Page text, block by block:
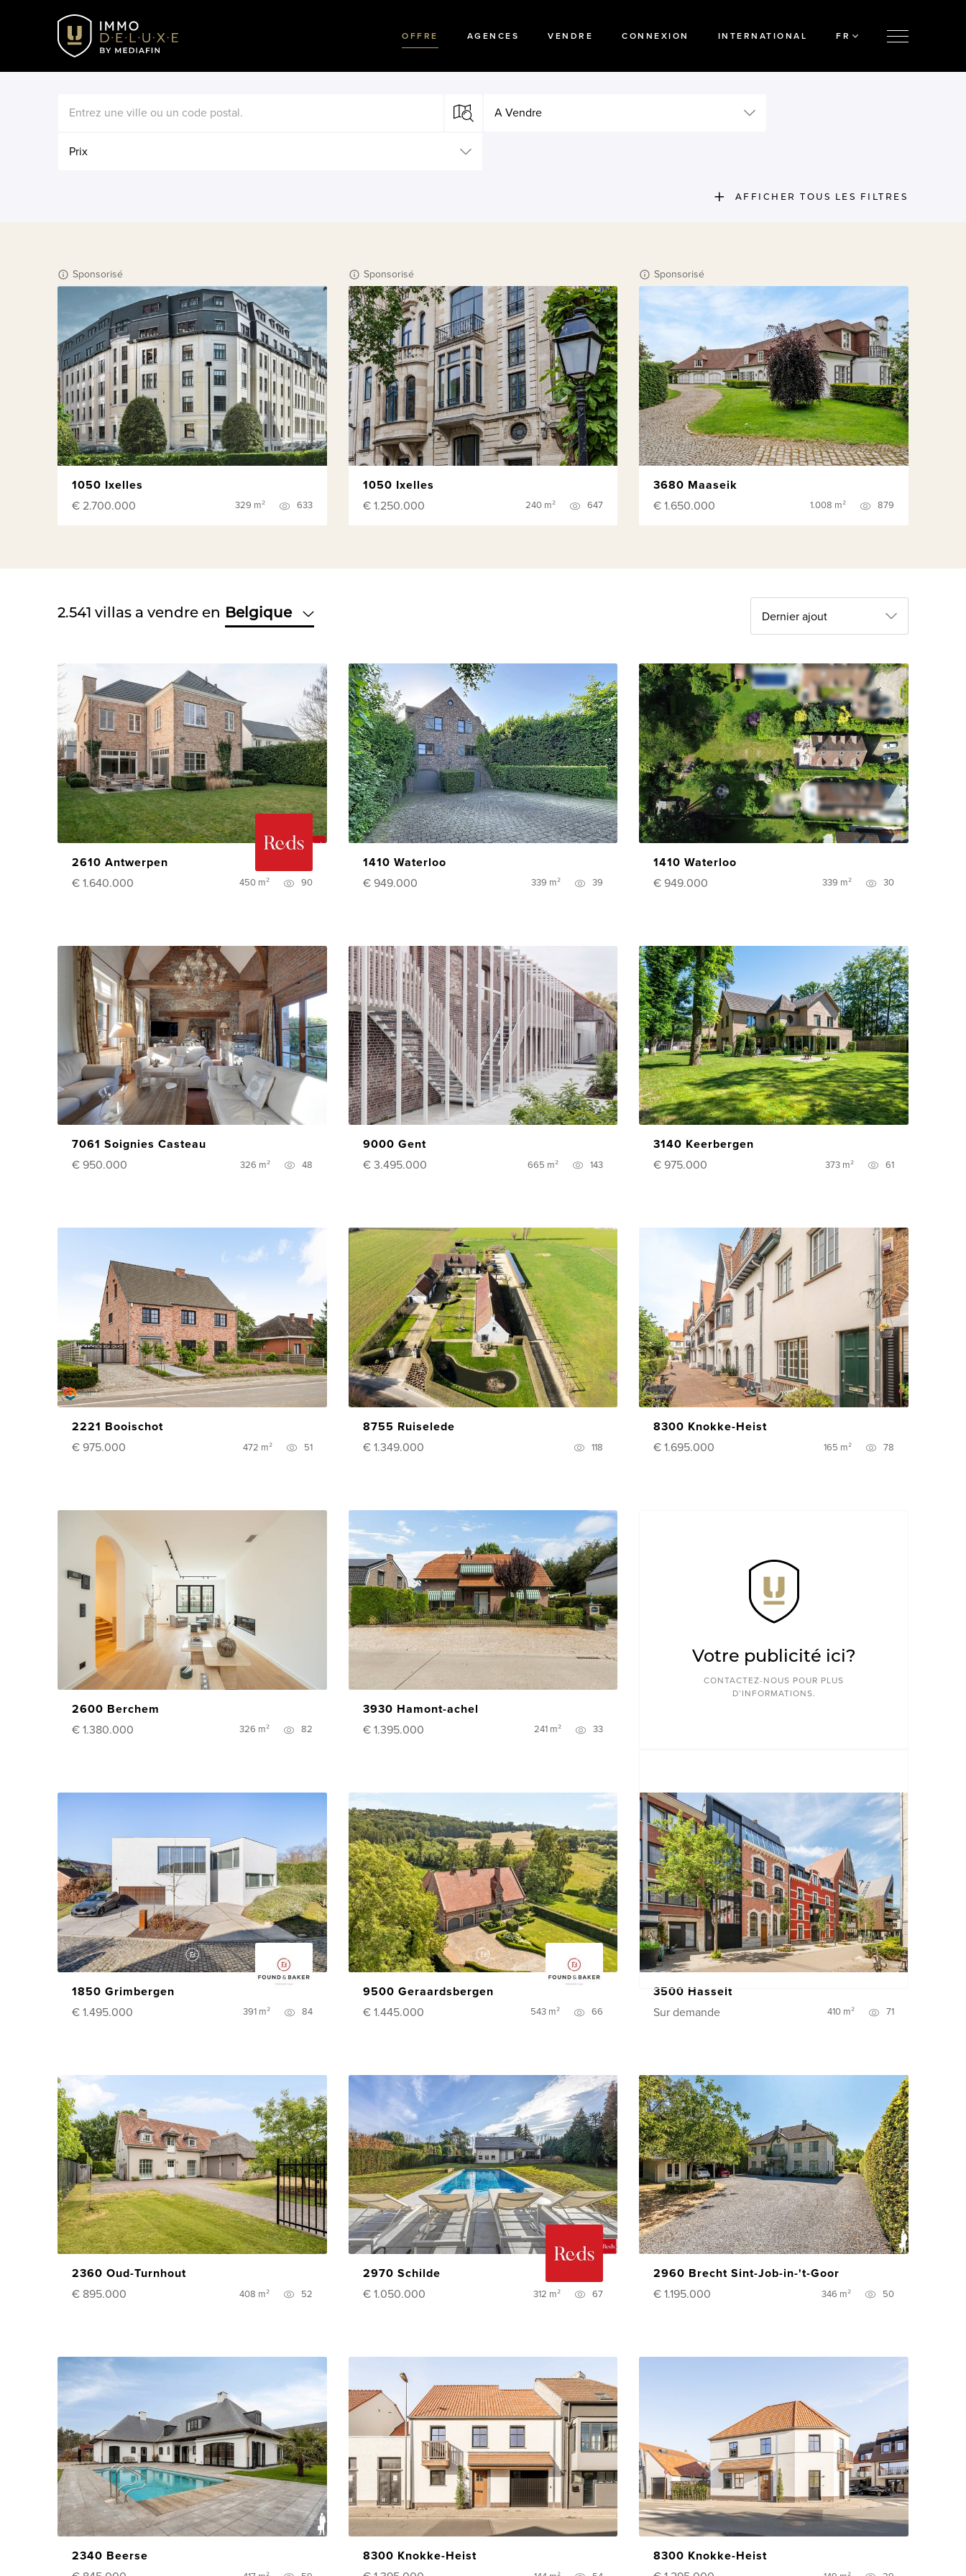
OFFRE AGENCES VENDRE CONNEXION INTERNATIONAL FR
A Vendre
Prix
AFFICHER TOUS LES FILTRES
Sponsorisé
1050 Ixelles
€ 2.700.000
329 m² 633
Sponsorisé
1050 Ixelles
€ 1.250.000
240 m² 647
Sponsorisé
3680 Maaseik
€ 1.650.000
1.008 m² 879
2.541 villas a vendre en Belgique
2610 Antwerpen
€ 1.640.000
450 m² 90
1410 Waterloo
€ 949.000
339 m² 39
1410 Waterloo
€ 949.000
339 m² 30
7061 Soignies Casteau
€ 950.000
326 m² 48
9000 Gent
€ 3.495.000
665 m² 143
3140 Keerbergen
€ 975.000
373 m² 61
2221 Booischot
€ 975.000
472 m² 51
8755 Ruiselede
€ 1.349.000
118
8300 Knokke-Heist
€ 1.695.000
165 m² 78
2600 Berchem
€ 1.380.000
326 m² 82
3930 Hamont-achel
€ 1.395.000
241 m² 33
Votre publicité ici?
CONTACTEZ-NOUS POUR PLUS
D’INFORMATIONS.
1850 Grimbergen
€ 1.495.000
391 m² 84
9500 Geraardsbergen
€ 1.445.000
543 m² 66
3500 Hasselt
Sur demande
410 m² 71
2360 Oud-Turnhout
€ 895.000
408 m² 52
2970 Schilde
€ 1.050.000
312 m² 67
2960 Brecht Sint-Job-in-'t-Goor
€ 1.195.000
346 m² 50
2340 Beerse
8300 Knokke-Heist
8300 Knokke-Heist